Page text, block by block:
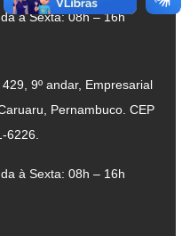
à Sexta: 08h – 16h
9º andar, Empresarial
Pernambuco. CEP
6226.
à Sexta: 08h – 16h